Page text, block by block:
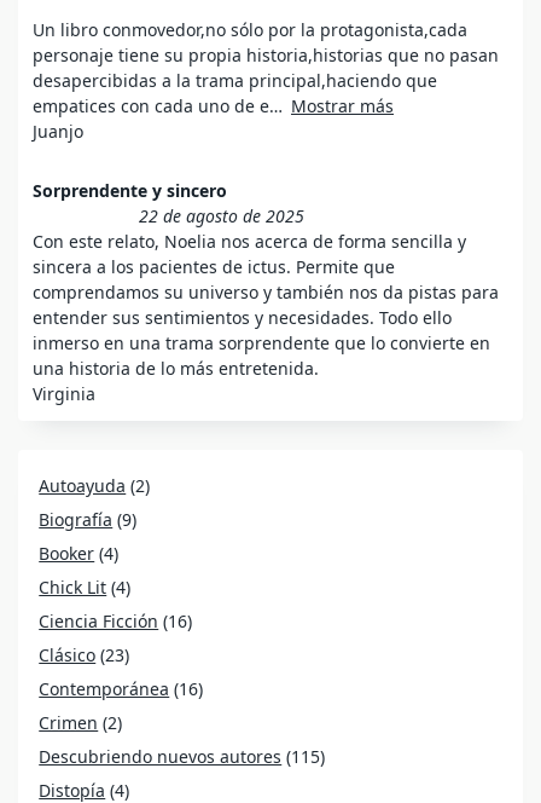
Un libro conmovedor,no sólo por la protagonista,cada
personaje tiene su propia historia,historias que no pasan
desapercibidas a la trama principal,haciendo que
empatices con cada uno de e
Mostrar más
Juanjo
Sorprendente y sincero
22 de agosto de 2025
Con este relato, Noelia nos acerca de forma sencilla y
sincera a los pacientes de ictus. Permite que
comprendamos su universo y también nos da pistas para
entender sus sentimientos y necesidades. Todo ello
inmerso en una trama sorprendente que lo convierte en
una historia de lo más entretenida.
Virginia
Autoayuda (2)
Biografía (9)
Booker (4)
Chick Lit (4)
Ciencia Ficción (16)
Clásico (23)
Contemporánea (16)
Crimen (2)
Descubriendo nuevos autores (115)
Distopía (4)